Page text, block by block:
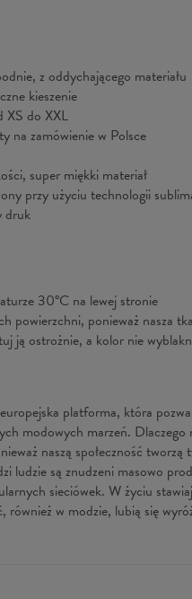
XS S M
102 104 106
bioder
z oddychającego materiału
kieszenie
XS do XXL
na zamówienie w Polsce
super miękki materiał
przy użyciu technologii
druk
30°C na lewej stronie
powierzchni, ponieważ nasza
ją ostrożnie, a kolor nie
platforma, która
modowych marzeń. Dlaczego
naszą społeczność tworzą
ludzie są znudzeni masowo
sieciówek. W życiu
również w modzie, lubią się